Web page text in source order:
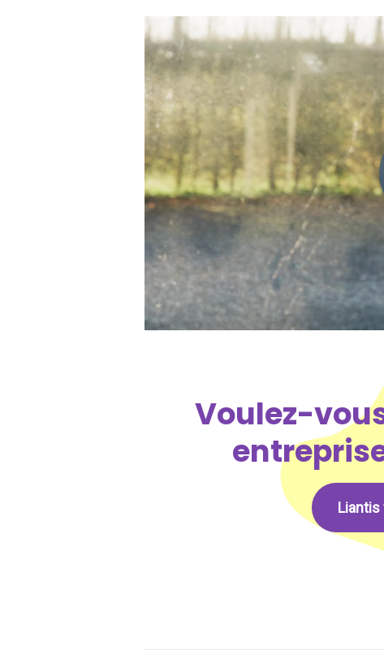
Voulez-
Liantis